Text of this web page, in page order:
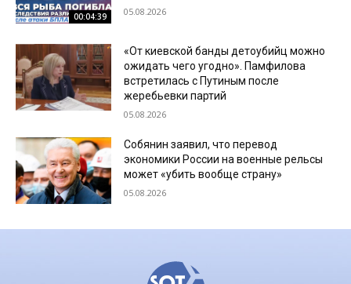
00:04:39 05.08.2026
«От киевской банды детоубийц можно
ожидать чего угодно». Памфилова
встретилась с Путиным после
жеребьевки партий
05.08.2026
Собянин заявил, что перевод
экономики России на военные рельсы
может «убить вообще страну»
05.08.2026